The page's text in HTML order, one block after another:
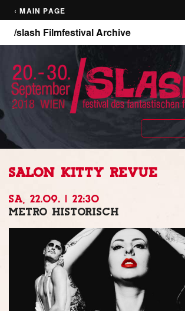
‹ MAIN PAGE
/slash Filmfestival Archive
SALON KITTY REVUE
SA, 22.09. | 22:30
METRO HISTORISCH